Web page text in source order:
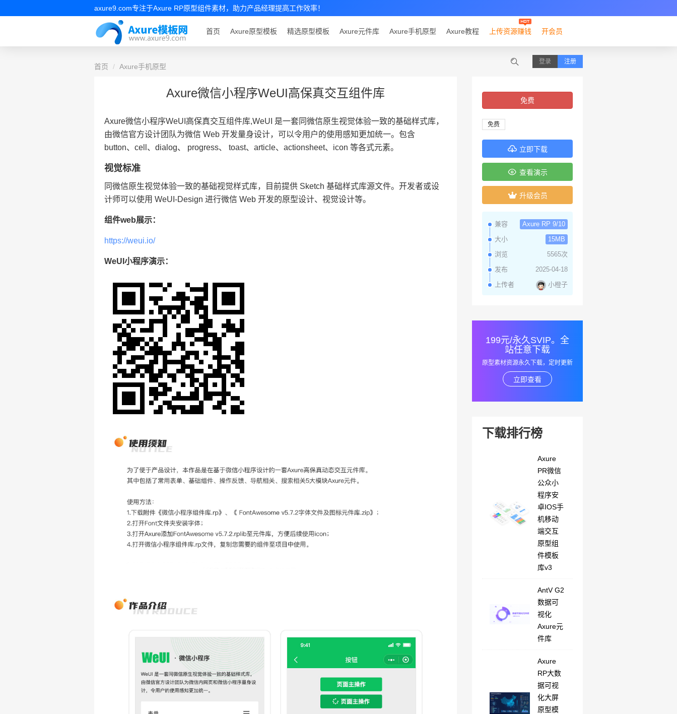
axure9.com专注于Axure RP原型组件素材，助力产品经理提高工作效率！
首页 Axure原型模板 精选原型模板 Axure元件库 Axure手机原型 Axure教程 上传资源赚钱 开会员
登录 注册
首页 Axure手机原型
Axure微信小程序WeUI高保真交互组件库
Axure微信小程序WeUI高保真交互组件库,WeUI 是一套同微信原生视觉体验一致的基础样式库，
由微信官方设计团队为微信 Web 开发量身设计，可以令用户的使用感知更加统一。包含
button、cell、dialog、 progress、 toast、article、actionsheet、icon 等各式元素。
视觉标准
同微信原生视觉体验一致的基础视觉样式库，目前提供 Sketch 基础样式库源文件。开发者或设
计师可以使用 WeUI-Design 进行微信 Web 开发的原型设计、视觉设计等。
组件web展示：
https://weui.io/
WeUI小程序演示：
免费
免费
立即下载
查看演示
升级会员
兼容
Axure RP 9/10
大小
15MB
浏览
5565次
发布
2025-04-18
上传者 小橙子
199元/永久SVIP。全
站任意下载
原型素材资源永久下载，定时更新
立即查看
下载排行榜
Axure
PR微信
公众小
程序安
卓IOS手
机移动
端交互
原型组
件模板
库v3
AntV G2
数据可
视化
Axure元
件库
Axure
RP大数
据可视
化大屏
原型模